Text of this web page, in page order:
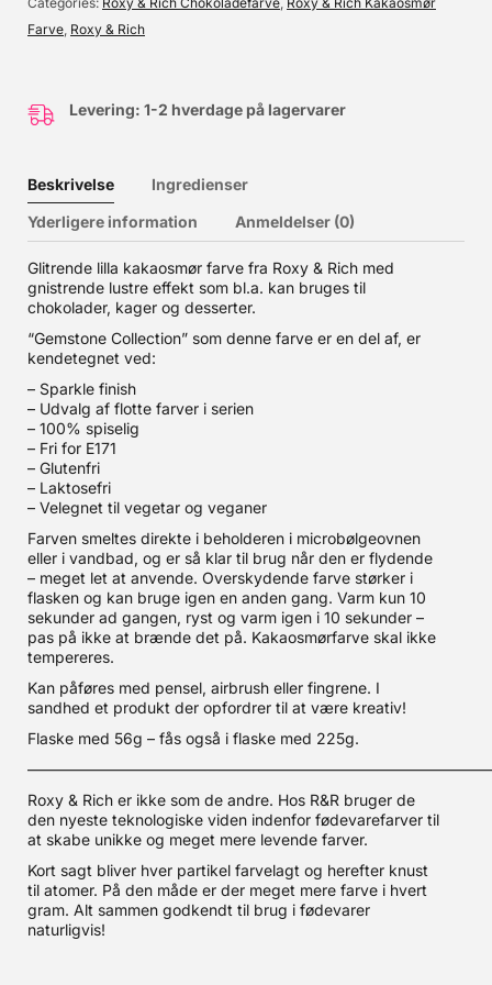
Farve, Roxy & Rich
Levering: 1-2 hverdage på lagervarer
Beskrivelse
Ingredienser
Yderligere information
Anmeldelser (0)
Glitrende lilla kakaosmør farve fra Roxy & Rich med
gnistrende lustre effekt som bl.a. kan bruges til
chokolader, kager og desserter.
“Gemstone Collection” som denne farve er en del af, er
kendetegnet ved:
– Sparkle finish
– Udvalg af flotte farver i serien
– 100% spiselig
– Fri for E171
– Glutenfri
– Laktosefri
– Velegnet til vegetar og veganer
Farven smeltes direkte i beholderen i microbølgeovnen
eller i vandbad, og er så klar til brug når den er flydende
– meget let at anvende. Overskydende farve størker i
flasken og kan bruge igen en anden gang. Varm kun 10
sekunder ad gangen, ryst og varm igen i 10 sekunder –
pas på ikke at brænde det på. Kakaosmørfarve skal ikke
tempereres.
Kan påføres med pensel, airbrush eller fingrene. I
sandhed et produkt der opfordrer til at være kreativ!
Flaske med 56g – fås også i flaske med 225g.
Roxy & Rich er ikke som de andre. Hos R&R bruger de
den nyeste teknologiske viden indenfor fødevarefarver til
at skabe unikke og meget mere levende farver.
Kort sagt bliver hver partikel farvelagt og herefter knust
til atomer. På den måde er der meget mere farve i hvert
gram. Alt sammen godkendt til brug i fødevarer
naturligvis!